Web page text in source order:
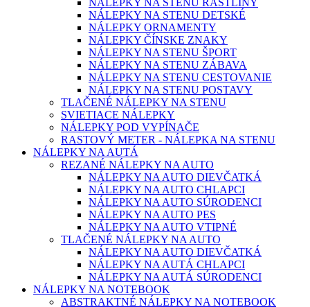
NÁLEPKY NA STENU RASTLINY
NÁLEPKY NA STENU DETSKÉ
NÁLEPKY ORNAMENTY
NÁLEPKY ČÍNSKE ZNAKY
NÁLEPKY NA STENU ŠPORT
NÁLEPKY NA STENU ZÁBAVA
NÁLEPKY NA STENU CESTOVANIE
NÁLEPKY NA STENU POSTAVY
TLAČENÉ NÁLEPKY NA STENU
SVIETIACE NÁLEPKY
NÁLEPKY POD VYPÍNAČE
RASTOVÝ METER - NÁLEPKA NA STENU
NÁLEPKY NA AUTÁ
REZANÉ NÁLEPKY NA AUTO
NÁLEPKY NA AUTO DIEVČATKÁ
NÁLEPKY NA AUTO CHLAPCI
NÁLEPKY NA AUTO SÚRODENCI
NÁLEPKY NA AUTO PES
NÁLEPKY NA AUTO VTIPNÉ
TLAČENÉ NÁLEPKY NA AUTO
NÁLEPKY NA AUTO DIEVČATKÁ
NÁLEPKY NA AUTÁ CHLAPCI
NÁLEPKY NA AUTÁ SÚRODENCI
NÁLEPKY NA NOTEBOOK
ABSTRAKTNÉ NÁLEPKY NA NOTEBOOK